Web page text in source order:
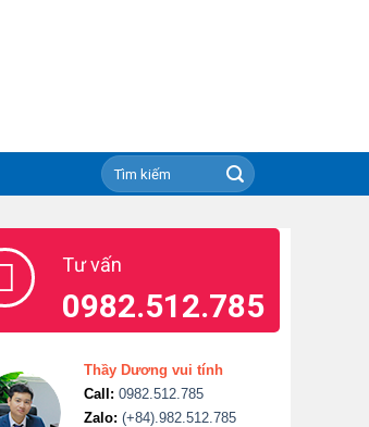
Tư vấn
0982.512.785
Thầy Dương vui tính
Call: 0982.512.785
Zalo: (+84).982.512.785